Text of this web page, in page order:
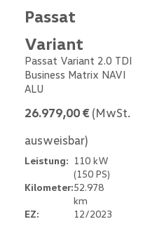
Passat
Variant
Passat Variant 2.0 TDI
Business Matrix NAVI
ALU
26.979,00 € (MwSt.
ausweisbar)
Leistung: 110 kW
(150 PS)
Kilometer:52.978
km
EZ:
12/2023